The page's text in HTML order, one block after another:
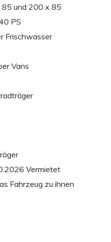
und 200 x 85
PS
Frischwasser
Vans
Vermietet
Fahrzeug zu ihnen